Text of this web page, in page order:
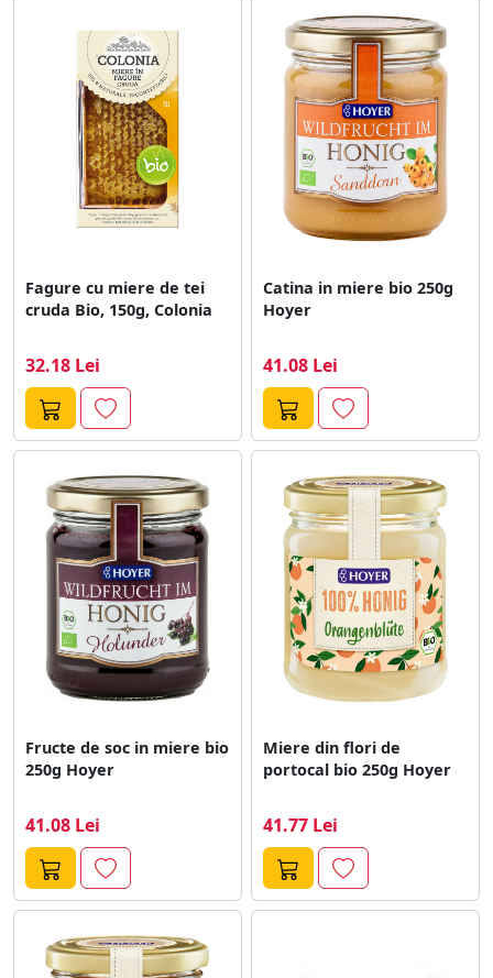
Fagure cu miere de tei
cruda Bio, 150g, Colonia
32.18 Lei
Catina in miere bio 250g
Hoyer
41.08 Lei
Fructe de soc in miere bio
250g Hoyer
41.08 Lei
Miere din flori de
portocal bio 250g Hoyer
41.77 Lei